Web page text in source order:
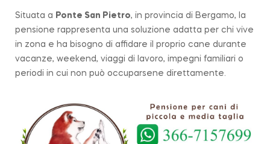
Situata a Ponte San Pietro, in provincia di Bergamo, la
pensione rappresenta una soluzione adatta per chi vive
in zona e ha bisogno di affidare il proprio cane durante
vacanze, weekend, viaggi di lavoro, impegni familiari o
periodi in cui non può occuparsene direttamente.